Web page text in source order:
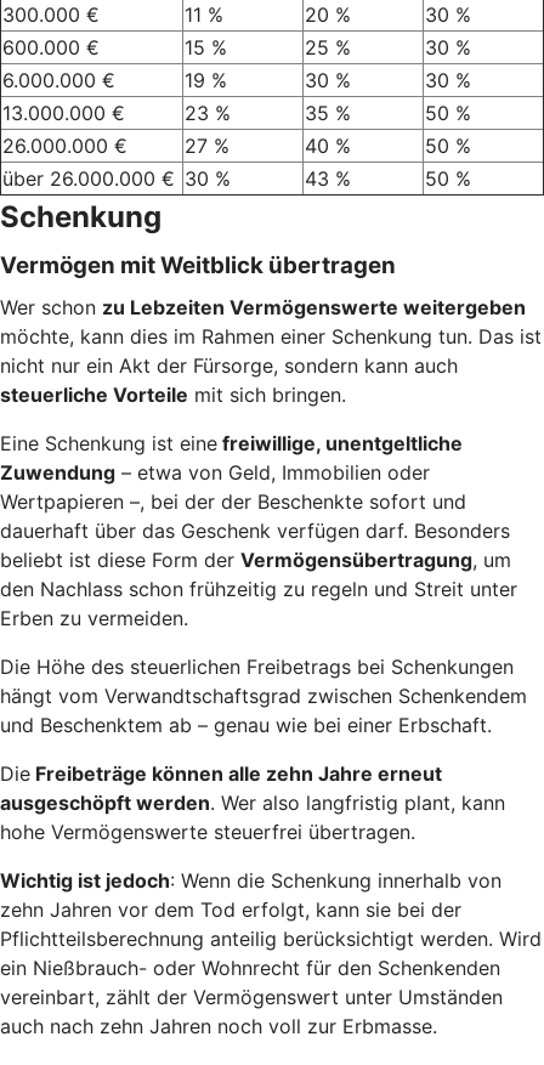
300.000 €
11 % 20 %
30 %
600.000 €
15 % 25 %
30 %
6.000.000 €
19 % 30 %
30 %
13.000.000 €
23 % 35 %
50 %
26.000.000 €
27 % 40 %
50 %
über 26.000.000 € 30 % 43 % 50 %
Schenkung
Vermögen mit Weitblick übertragen
Wer schon zu Lebzeiten Vermögenswerte weitergeben
möchte, kann dies im Rahmen einer Schenkung tun. Das ist
nicht nur ein Akt der Fürsorge, sondern kann auch
steuerliche Vorteile mit sich bringen.
Eine Schenkung ist eine freiwillige, unentgeltliche
Zuwendung – etwa von Geld, Immobilien oder
Wertpapieren –, bei der der Beschenkte sofort und
dauerhaft über das Geschenk verfügen darf. Besonders
beliebt ist diese Form der Vermögensübertragung, um
den Nachlass schon frühzeitig zu regeln und Streit unter
Erben zu vermeiden.
Die Höhe des steuerlichen Freibetrags bei Schenkungen
hängt vom Verwandtschaftsgrad zwischen Schenkendem
und Beschenktem ab – genau wie bei einer Erbschaft.
Die Freibeträge können alle zehn Jahre erneut
ausgeschöpft werden. Wer also langfristig plant, kann
hohe Vermögenswerte steuerfrei übertragen.
Wichtig ist jedoch: Wenn die Schenkung innerhalb von
zehn Jahren vor dem Tod erfolgt, kann sie bei der
Pflichtteilsberechnung anteilig berücksichtigt werden. Wird
ein Nießbrauch- oder Wohnrecht für den Schenkenden
vereinbart, zählt der Vermögenswert unter Umständen
auch nach zehn Jahren noch voll zur Erbmasse.